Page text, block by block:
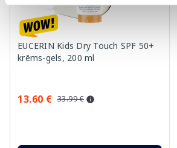
EUCERIN Kids Dry Touch SPF 50+
krēms-gels, 200 ml
13.60 € 33.99 €